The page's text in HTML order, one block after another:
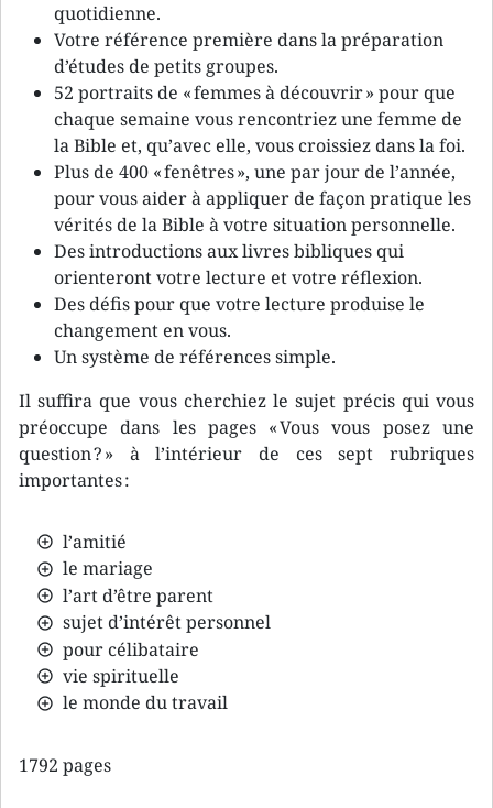
quotidienne.
Votre référence première dans la préparation
d’études de petits groupes.
52 portraits de « femmes à découvrir » pour que
chaque semaine vous rencontriez une femme de
la Bible et, qu’avec elle, vous croissiez dans la foi.
Plus de 400 « fenêtres », une par jour de l’année,
pour vous aider à appliquer de façon pratique les
vérités de la Bible à votre situation personnelle.
Des introductions aux livres bibliques qui
orienteront votre lecture et votre réflexion.
Des défis pour que votre lecture produise le
changement en vous.
Un système de références simple.
Il suffira que vous cherchiez le sujet précis qui vous
préoccupe dans les pages « Vous vous posez une
question ? » à l’intérieur de ces sept rubriques
importantes :
l’amitié
le mariage
l’art d’être parent
sujet d’intérêt personnel
pour célibataire
vie spirituelle
le monde du travail
1792 pages